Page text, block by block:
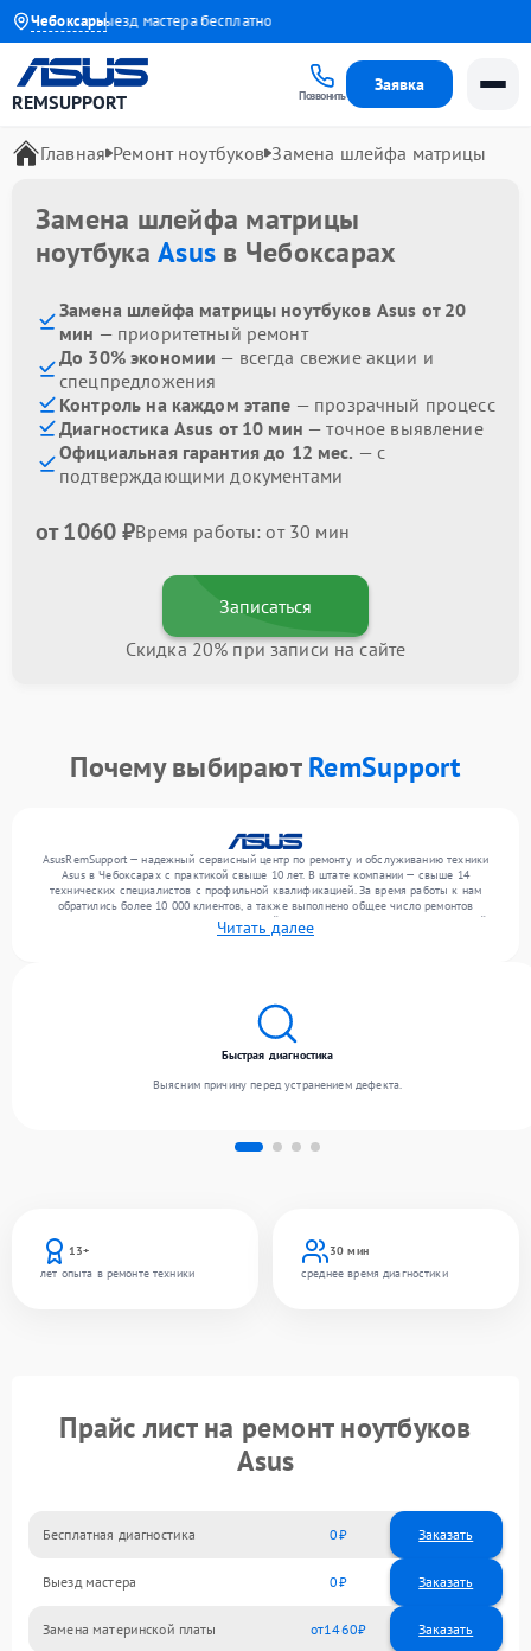
Чебоксары
1 года Выезд мастера бесплатно
REMSUPPORT Позвонить
Заявка
Главная Ремонт ноутбуков Замена шлейфа матрицы
Замена шлейфа матрицы
ноутбукаAsus в Чебоксарах
Замена шлейфа матрицы ноутбуков Asus от 20
мин — приоритетный ремонт
До 30% экономии — всегда свежие акции и
спецпредложения
Контроль на каждом этапе — прозрачный процесс
Диагностика Asus от 10 мин — точное выявление
Официальная гарантия до 12 мес. — с
подтверждающими документами
от 1060 ₽Время работы: от 30 мин
Записаться
Скидка 20% при записи на сайте
Почему выбираютRemSupport
AsusRemSupport — надежный сервисный центр по ремонту и обслуживанию техники
Asus в Чебоксарах с практикой свыше 10 лет. В штате компании — свыше 14
технических специалистов с профильной квалификацией. За время работы к нам
обратились более 10 000 клиентов, а также выполнено общее число ремонтов
превысило 12 000. Ежемесячно в сервисный центр поступает более 300 обращений,
включая , , . Мы беремся за задачи любой сложности и гарантируем высокое
Читать далее
13+
лет опыта в ремонте техники
30 мин
среднее время диагностики
Быстрая диагностика
Выясним причину перед устранением дефекта.
Прайс лист на ремонт ноутбуков
Asus
Бесплатная диагностика 0 Заказать
Выезд мастера 0 Заказать
Замена материнской платы 1460